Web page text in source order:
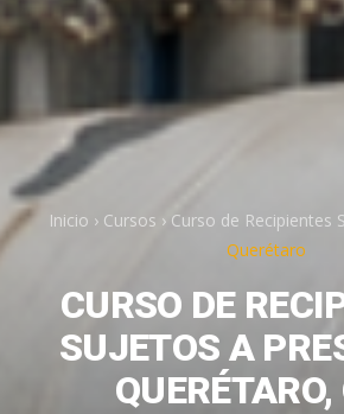
Inicio › Cursos › Curso de Recipientes
Querétaro
CURSO DE
SUJETOS A
QUERÉTARO,